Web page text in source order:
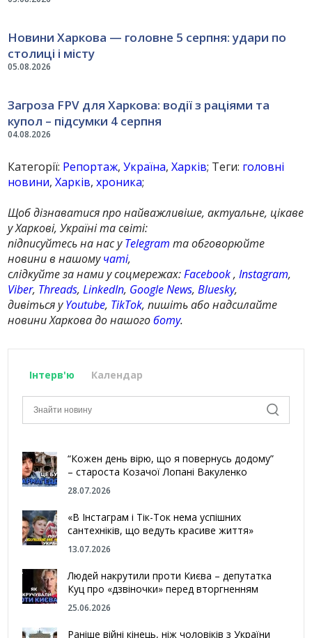
05.08.2026
Новини Харкова — головне 5 серпня: удари по
столиці і місту
04.08.2026
Загроза FPV для Харкова: водії з раціями та
купол – підсумки 4 серпня
Категорії: Репортаж,Україна,Харків; Теги: головні
новини,Харків,хроника;
Щоб дізнаватися про найважливіше, актуальне, цікаве
у Харкові, Україні та світі:
підписуйтесь на нас уTelegram та обговорюйте
новини в нашомучаті,
слідкуйте за нами у соцмережах:Facebook,Instagram,
Viber, Threads,LinkedIn, Google News,Bluesky,
дивіться уYoutube, TikTok, пишіть або надсилайте
новини Харкова до нашогоботу.
Інтерв'ю Календар
“Кожен день вірю, що я повернусь додому”
– староста Козачої Лопані Вакуленко
28.07.2026
«В Інстаграм і Тік-Ток нема успішних
сантехніків, що ведуть красиве життя»
13.07.2026
Людей накрутили проти Києва – депутатка
Куц про «дзвіночки» перед вторгненням
25.06.2026
Раніше війні кінець, ніж чоловіків з України